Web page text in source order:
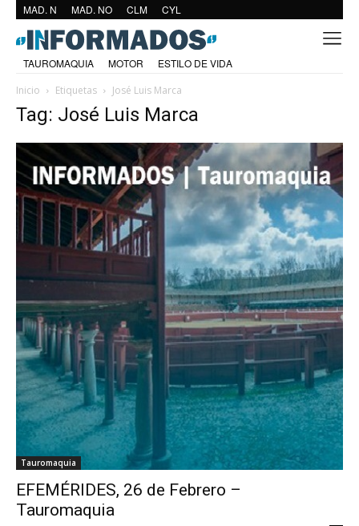
MAD. N MAD. NO CLM CYL
TAUROMAQUIA MOTOR
ESTILO DE VIDA
Inicio
Etiquetas José Luis Marca
Tag: José Luis Marca
Tauromaquia
EFEMÉRIDES, 26 de Febrero –
Tauromaquia